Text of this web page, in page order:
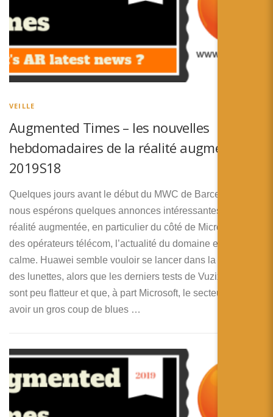
VEILLE
Augmented Times – les nouvelles
hebdomadaires de la réalité augmentée –
2019S18
Quelques jours avant le début du MWC de Barcelone où
nous espérons quelques annonces intéressantes pour la
réalité augmentée, en particulier du côté de Microsoft et
des opérateurs télécom, l’actualité du domaine est assez
calme. Huawei semble vouloir se lancer dans la bataille
des lunettes, alors que les derniers tests de Vuzix Blades
sont peu flatteur et que, à part Microsoft, le secteur semble
avoir un gros coup de blues …